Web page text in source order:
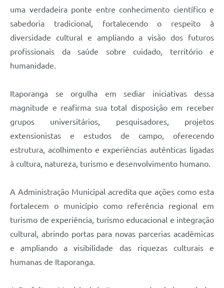
uma verdadeira ponte entre conhecimento científico e
sabedoria tradicional, fortalecendo o respeito à
diversidade cultural e ampliando a visão dos futuros
profissionais da saúde sobre cuidado, território e
humanidade.
Itaporanga se orgulha em sediar iniciativas dessa
magnitude e reafirma sua total disposição em receber
grupos universitários, pesquisadores, projetos
extensionistas e estudos de campo, oferecendo
estrutura, acolhimento e experiências autênticas ligadas
à cultura, natureza, turismo e desenvolvimento humano.
A Administração Municipal acredita que ações como esta
fortalecem o município como referência regional em
turismo de experiência, turismo educacional e integração
cultural, abrindo portas para novas parcerias acadêmicas
e ampliando a visibilidade das riquezas culturais e
humanas de Itaporanga.